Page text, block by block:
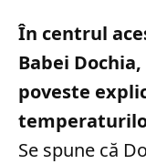
În centrul
Babei
poveste
Se spune că